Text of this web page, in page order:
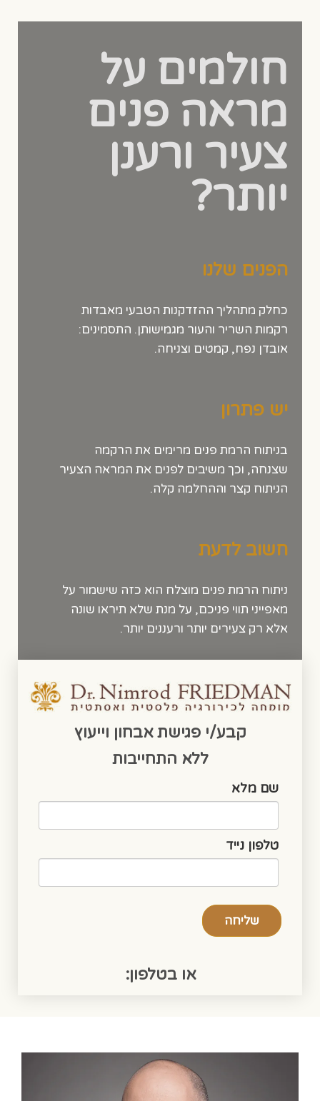
חולמים על
מראה פנים
צעיר ורענן
יותר?
הפנים שלנו
כחלק מתהליך ההזדקנות הטבעי מאבדות
רקמות השריר והעור מגמישותן. התסמינים:
אובדן נפח, קמטים וצניחה.
יש פתרון
בניתוח הרמת פנים מרימים את הרקמה
שצנחה, וכך משיבים לפנים את המראה הצעיר
הניתוח קצר וההחלמה קלה.
חשוב לדעת
ניתוח הרמת פנים מוצלח הוא כזה שישמור על
מאפייני תווי פניכם, על מנת שלא תיראו שונה
אלא רק צעירים יותר ורעננים יותר.
קבע/י פגישת אבחון וייעוץ
ללא התחייבות
שם מלא
טלפון נייד
או בטלפון: